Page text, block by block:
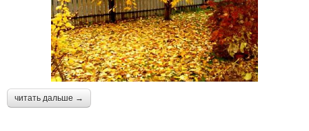
читать дальше →